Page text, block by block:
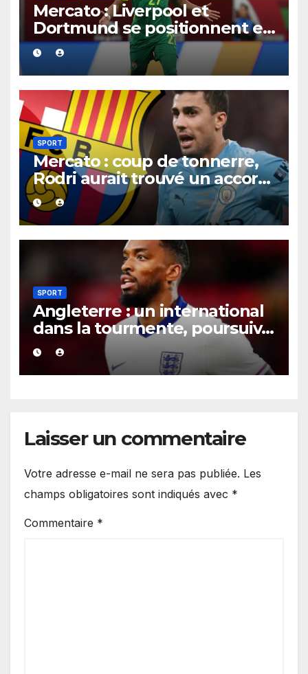
Mercato : Liverpool et
Dortmund se positionnent en
favoris pour recruter Ibrahim
Mbaye
SPORT
Mercato : coup de tonnerre,
Rodri aurait trouvé un accord
XXL avec le Barça pour un
contrat jusqu’en 2030.
SPORT
Angleterre : un international
dans la tourmente, poursuivi
après une présumée
agression survenue en boîte
de nuit.
Laisser un commentaire
Votre adresse e-mail ne sera pas publiée. Les
champs obligatoires sont indiqués avec *
Commentaire *